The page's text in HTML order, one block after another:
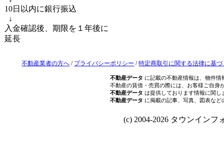
10日以内に銀行振込
↓
入金確認後、期限を１年後に
延長
不動産業者の方へ / プライバシーポリシー /特定商取引に関する法律に基
不動産データ に記載の不動産情報は、物件
不動産の賃借・売買の際には、お客様ご自身
不動産データ は提供しております情報に関し
不動産データ に掲載の記事、写真、図表な
(c) 2004-2026 タウンインフ